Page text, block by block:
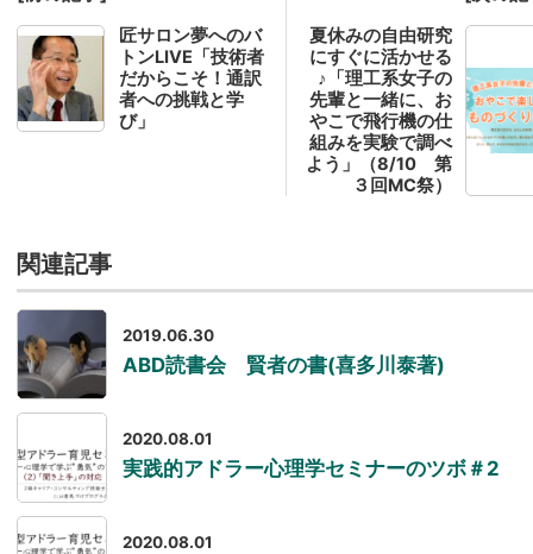
匠サロン夢へのバ
トンLIVE「技術者
だからこそ！通訳
者への挑戦と学
び」
夏休みの自由研究
にすぐに活かせる
♪「理工系女子の
先輩と一緒に、お
やこで飛行機の仕
組みを実験で調べ
よう」（8/10 第
３回MC祭）
関連記事
2019.06.30
ABD読書会 賢者の書(喜多川泰著)
2020.08.01
実践的アドラー心理学セミナーのツボ＃2
2020.08.01